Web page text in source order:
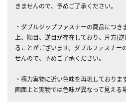
きませんので、予めご了承ください。
・ダブルジップファスナーの商品につ
上、順目、逆目が存在しており、片方(
ることがございます。ダブルファスナー
せんので、予めご了承ください。
・極力実物に近い色味を再現しており
画面上と実物では色味が異なって見える